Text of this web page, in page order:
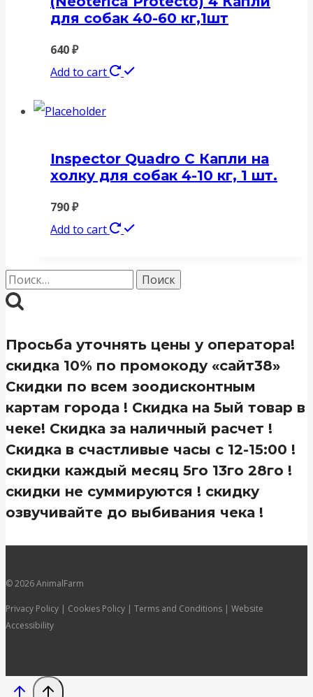
для собак 40-60 кг,1шт
640₽
Add to cart
Inspector Quadro C Капли на
холку для собак 4-10 кг, 1 шт.
790₽
Add to cart
Найти:
Просьба уточнять цены у оператора!
скидка 10% по промокоду «сайт38»
Скидки по всем зоодисконтным
картам города ! Скидка на 5ый товар в
чеке! Скидка за наличный расчет !
Скидка в счастливые часы с 12-15:00 !
скидки каждый месяц 5го 13го 28го !
скидки не суммируются ! скидку
озвучивайте до выбивания чека !
© 2026 AnimalFarm
Privacy Policy | Cookies Policy | Terms and Conditions | Website
Accessibility